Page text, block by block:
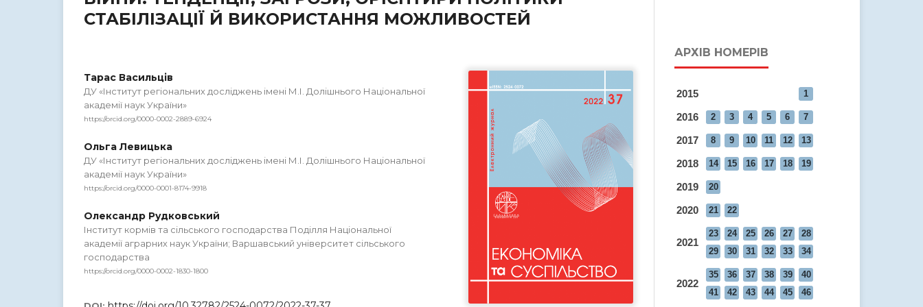
СТАБІЛІЗАЦІЇ Й ВИКОРИСТАННЯ МОЖЛИВОСТЕЙ
Тарас Васильців
ДУ «Інститут регіональних досліджень імені М.І. Долішнього Національної
академії наук України»
https://orcid.org/0000-0002-2889-6924
Ольга Левицька
ДУ «Інститут регіональних досліджень імені М.І. Долішнього Національної
академії наук України»
https://orcid.org/0000-0001-8174-9918
Олександр Рудковський
Інститут кормів та сільського господарства Поділля Національної
академії аграрних наук України; Варшавський університет сільського
господарства
https://orcid.org/0000-0002-1830-1800
АРХІВ НОМЕРІВ
2015 1
2016 2 3 4 5 6 7
2017 8 9 10 11 12 13
2018 14 15 16 17 18 19
2019 20
2020 21 22
2021
23 24 25 26 27
28
29
30 31 32 33 34
2022
35 36 37 38 39
40
41
42 43 44 45 46